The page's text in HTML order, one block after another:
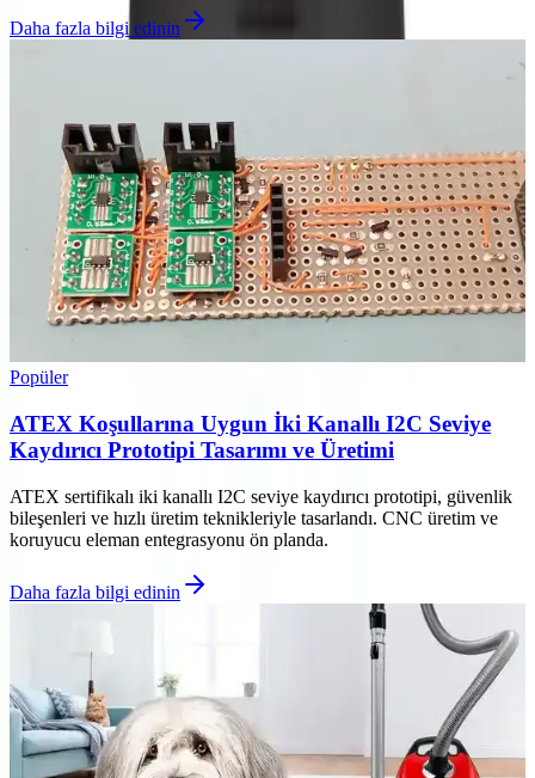
Daha fazla bilgi edinin
Popüler
ATEX Koşullarına Uygun İki Kanallı I2C Seviye
Kaydırıcı Prototipi Tasarımı ve Üretimi
ATEX sertifikalı iki kanallı I2C seviye kaydırıcı prototipi, güvenlik
bileşenleri ve hızlı üretim teknikleriyle tasarlandı. CNC üretim ve
koruyucu eleman entegrasyonu ön planda.
Daha fazla bilgi edinin